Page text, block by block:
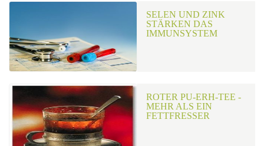
SELEN UND ZINK
STÄRKEN DAS
IMMUNSYSTEM
ROTER PU-ERH-TEE -
MEHR ALS EIN
FETTFRESSER